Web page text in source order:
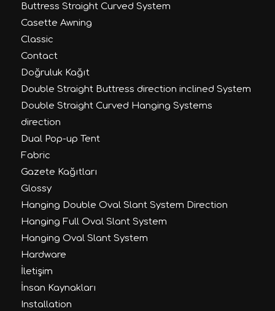
Buttress Straight Curved System
Casette Awning
Classic
Contact
Doğruluk Kağıt
Double Straight Buttress direction inclined System
Double Straight Curved Hanging Systems
direction
Dual Pop-up Tent
Fabric
Gazete Kağıtları
Glossy
Hanging Double Oval Slant System Direction
Hanging Full Oval Slant System
Hanging Oval Slant System
Hardware
İletişim
İnsan Kaynakları
Installation